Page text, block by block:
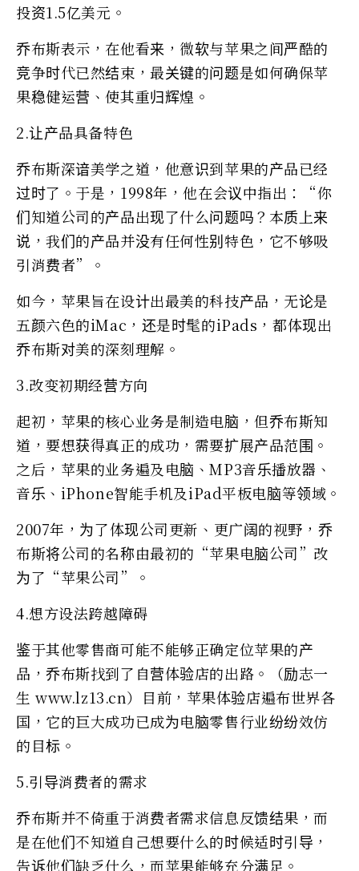
投资1.5亿美元。
乔布斯表示，在他看来，微软与苹果之间严酷的
竞争时代已然结束，最关键的问题是如何确保苹
果稳健运营、使其重归辉煌。
2.让产品具备特色
乔布斯深谙美学之道，他意识到苹果的产品已经
过时了。于是，1998年，他在会议中指出：“你
们知道公司的产品出现了什么问题吗？本质上来
说，我们的产品并没有任何性别特色，它不够吸
引消费者”。
如今，苹果旨在设计出最美的科技产品，无论是
五颜六色的iMac，还是时髦的iPads，都体现出
乔布斯对美的深刻理解。
3.改变初期经营方向
起初，苹果的核心业务是制造电脑，但乔布斯知
道，要想获得真正的成功，需要扩展产品范围。
之后，苹果的业务遍及电脑、MP3音乐播放器、
音乐、iPhone智能手机及iPad平板电脑等领域。
2007年，为了体现公司更新、更广阔的视野，乔
布斯将公司的名称由最初的“苹果电脑公司”改
为了“苹果公司”。
4.想方设法跨越障碍
鉴于其他零售商可能不能够正确定位苹果的产
品，乔布斯找到了自营体验店的出路。（励志一
生 www.lz13.cn）目前，苹果体验店遍布世界各
国，它的巨大成功已成为电脑零售行业纷纷效仿
的目标。
5.引导消费者的需求
乔布斯并不倚重于消费者需求信息反馈结果，而
是在他们不知道自己想要什么的时候适时引导，
告诉他们缺乏什么，而苹果能够充分满足。